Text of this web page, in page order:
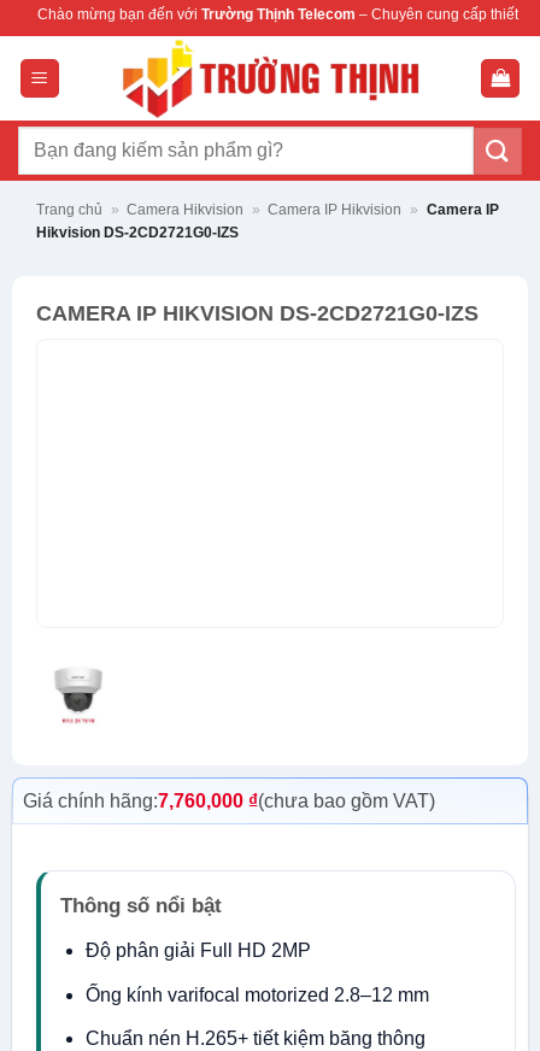
dung
bạn đến vớiTrường Thịnh Telecom– Chuyên cung cấp thiết bị mạng &
Tìm
Trang chủ » Camera Hikvision » Camera IP Hikvision » Camera IP
Hikvision DS-2CD2721G0-IZS
CAMERA IP HIKVISION DS-2CD2721G0-IZS
Giá chính hãng:7,760,000 ₫(chưa bao gồm VAT)
Thông số nổi bật
Độ phân giải Full HD 2MP
Ống kính varifocal motorized 2.8–12 mm
Chuẩn nén H.265+ tiết kiệm băng thông